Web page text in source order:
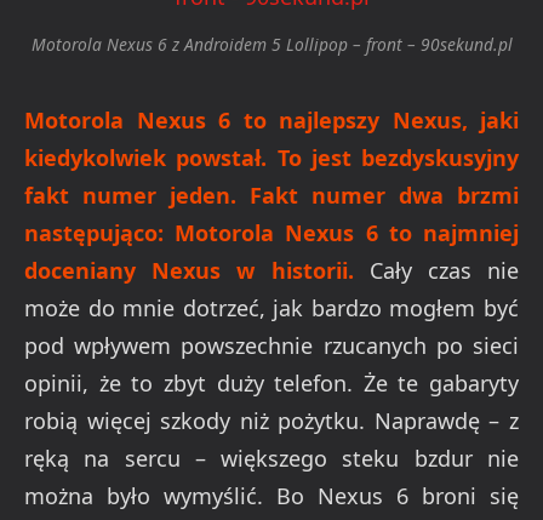
Motorola Nexus 6 z Androidem 5 Lollipop – front – 90sekund.pl
Motorola Nexus 6 to najlepszy Nexus, jaki
kiedykolwiek powstał. To jest bezdyskusyjny
fakt numer jeden. Fakt numer dwa brzmi
następująco: Motorola Nexus 6 to najmniej
doceniany Nexus w historii. Cały czas nie
może do mnie dotrzeć, jak bardzo mogłem być
pod wpływem powszechnie rzucanych po sieci
opinii, że to zbyt duży telefon. Że te gabaryty
robią więcej szkody niż pożytku. Naprawdę – z
ręką na sercu – większego steku bzdur nie
można było wymyślić. Bo Nexus 6 broni się